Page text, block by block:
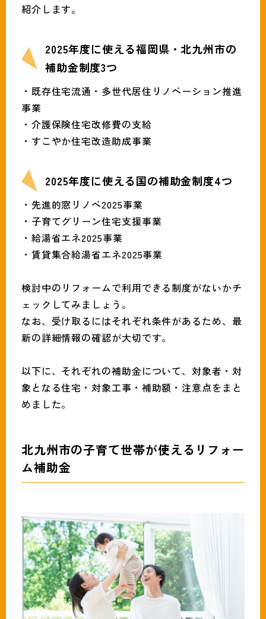
紹介します。
2025年度に使える福岡県・北九州市の
補助金制度3つ
・既存住宅流通・多世代居住リノベーション推進
事業
・介護保険住宅改修費の支給
・すこやか住宅改造助成事業
2025年度に使える国の補助金制度4つ
・先進的窓リノベ2025事業
・子育てグリーン住宅支援事業
・給湯省エネ2025事業
・賃貸集合給湯省エネ2025事業
検討中のリフォームで利用できる制度がないかチ
ェックしてみましょう。
なお、受け取るにはそれぞれ条件があるため、最
新の詳細情報の確認が大切です。
以下に、それぞれの補助金について、対象者・対
象となる住宅・対象工事・補助額・注意点をまと
めました。
北九州市の子育て世帯が使えるリフォー
ム補助金